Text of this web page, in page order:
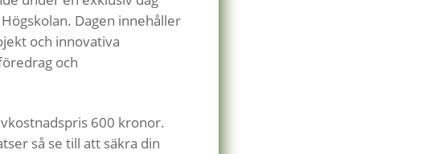
Dagen innehåller
och innovativa
och
600 kronor.
så se till att säkra din